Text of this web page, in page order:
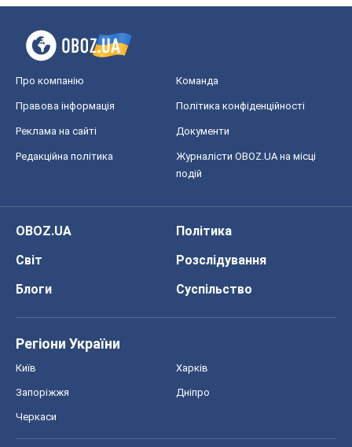
Про компанію Команда
Правова інформація Політика конфіденційності
Реклама на сайті Документи
Редакційна політика
Журналісти OBOZ.UA на місці
подій
OBOZ.UA
Політика
Світ
Розслідування
Блоги
Суспільство
Регіони України
Київ Харків
Запоріжжя Дніпро
Черкаси